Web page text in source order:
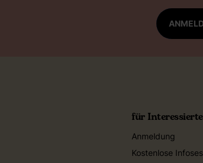
für Interessierte
Anmeldung
Kostenlose